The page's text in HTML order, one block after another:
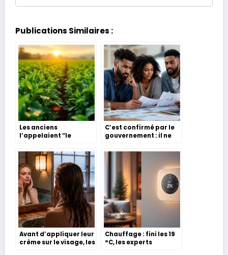
Publications Similaires :
Les anciens
l’appelaient “le
Aujourd’hui, les
agronomes
confirment : le pouvoir
de ce semis est bien
réel
C’est confirmé par le
gouvernement : il ne
possible d’avoir le
delà de cette somme
en 2025
Avant d’appliquer leur
crème sur le visage, les
Chauffage : fini les 19
°C, les experts